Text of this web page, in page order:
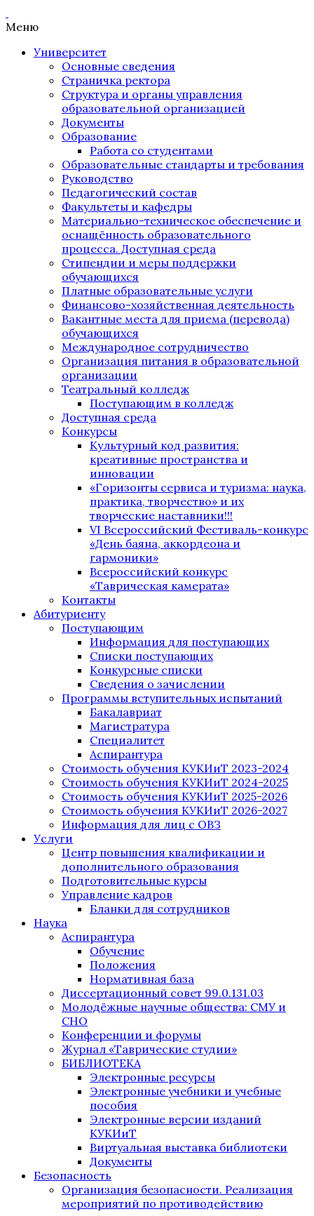
Меню
Университет
Основные сведения
Страничка ректора
Структура и органы управления
образовательной организацией
Документы
Образование
Работа со студентами
Образовательные стандарты и требования
Руководство
Педагогический состав
Факультеты и кафедры
Материально-техническое обеспечение и
оснащённость образовательного
процесса. Доступная среда
Стипендии и меры поддержки
обучающихся
Платные образовательные услуги
Финансово-хозяйственная деятельность
Вакантные места для приема (перевода)
обучающихся
Международное сотрудничество
Организация питания в образовательной
организации
Театральный колледж
Поступающим в колледж
Доступная среда
Конкурсы
Культурный код развития:
креативные пространства и
инновации
«Горизонты сервиса и туризма: наука,
практика, творчество» и их
творческие наставники!!!
VI Всероссийский Фестиваль-конкурс
«День баяна, аккордеона и
гармоники»
Всероссийский конкурс
«Таврическая камерата»
Контакты
Абитуриенту
Поступающим
Информация для поступающих
Списки поступающих
Конкурсные списки
Сведения о зачислении
Программы вступительных испытаний
Бакалавриат
Магистратура
Специалитет
Аспирантура
Стоимость обучения КУКИиТ 2023-2024
Стоимость обучения КУКИиТ 2024-2025
Стоимость обучения КУКИиТ 2025-2026
Стоимость обучения КУКИиТ 2026-2027
Информация для лиц с ОВЗ
Услуги
Центр повышения квалификации и
дополнительного образования
Подготовительные курсы
Управление кадров
Бланки для сотрудников
Наука
Аспирантура
Обучение
Положения
Нормативная база
Диссертационный совет 99.0.131.03
Молодёжные научные общества: СМУ и
СНО
Конференции и форумы
Журнал «Таврические студии»
БИБЛИОТЕКА
Электронные ресурсы
Электронные учебники и учебные
пособия
Электронные версии изданий
КУКИиТ
Виртуальная выставка библиотеки
Документы
Безопасность
Организация безопасности. Реализация
мероприятий по противодействию